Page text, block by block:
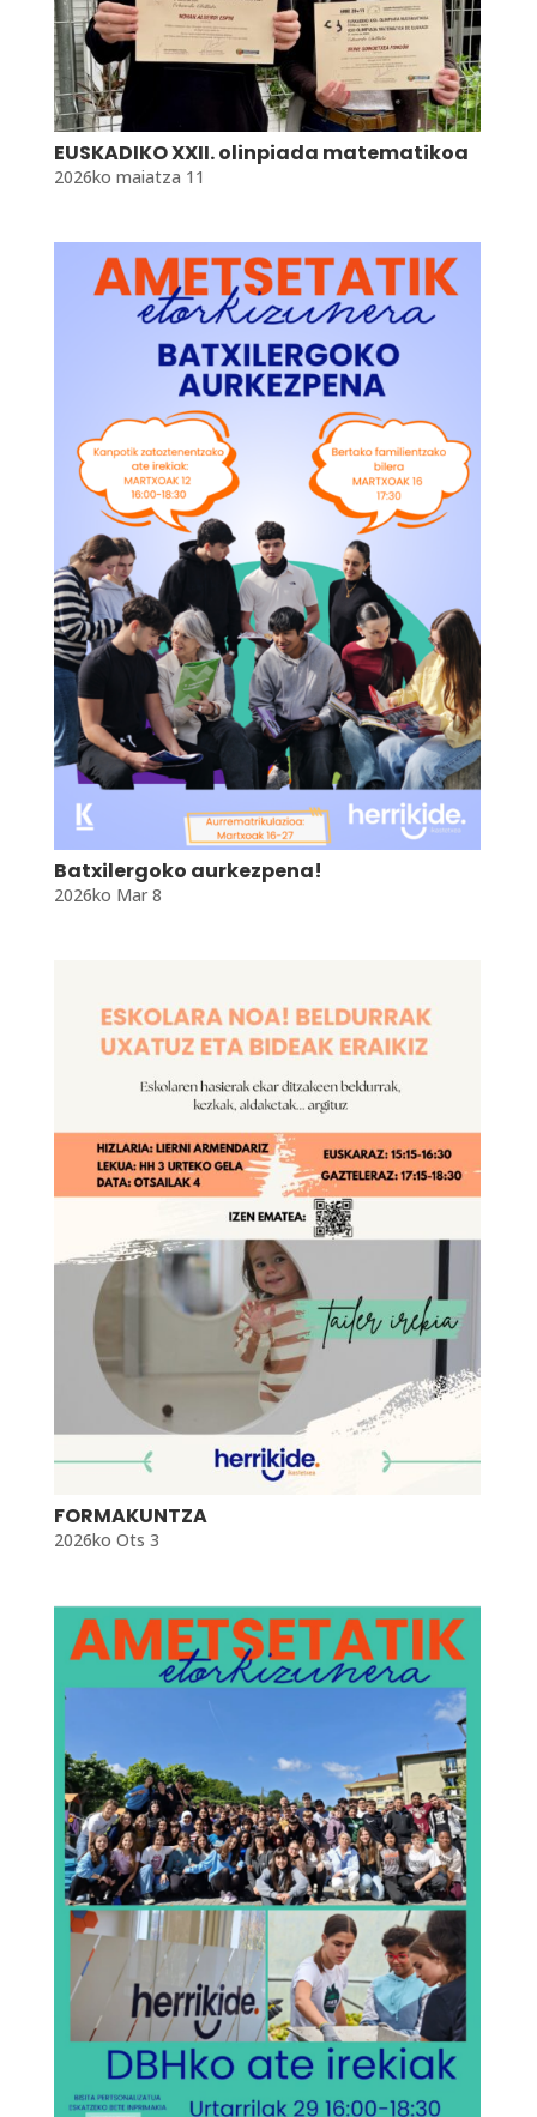
EUSKADIKO XXII. olinpiada matematikoa
2026ko maiatza 11
Batxilergoko aurkezpena!
2026ko Mar 8
FORMAKUNTZA
2026ko Ots 3